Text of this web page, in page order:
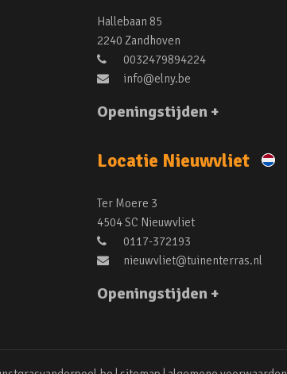
Hallebaan 85
2240 Zandhoven
0032479894224
info@elny.be
Openingstijden +
Locatie Nieuwvliet
Ter Moere 3
4504 SC Nieuwvliet
0117-372193
nieuwvliet@tuinenterras.nl
Openingstijden +